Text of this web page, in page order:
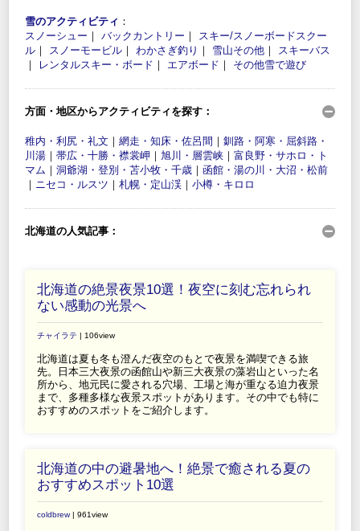
雪のアクティビティ ：
スノーシュー ｜ バックカントリー ｜ スキー/スノーボードスクー
ル ｜ スノーモービル ｜ わかさぎ釣り ｜ 雪山その他 ｜ スキーバス
｜
レンタルスキー・ボード ｜ エアボード ｜ その他雪で遊び
方面・地区からアクティビティを探す：
稚内・利尻・礼文 ｜ 網走・知床・佐呂間 ｜ 釧路・阿寒・屈斜路・
川湯 ｜ 帯広・十勝・襟裳岬 ｜ 旭川・層雲峡 ｜ 富良野・サホロ・ト
マム ｜ 洞爺湖・登別・苫小牧・千歳 ｜ 函館・湯の川・大沼・松前
｜ ニセコ・ルスツ ｜ 札幌・定山渓 ｜ 小樽・キロロ
北海道の人気記事：
北海道の絶景夜景10選！夜空に刻む忘れられ
ない感動の光景へ
チャイラテ | 106view
北海道は夏も冬も澄んだ夜空のもとで夜景を満喫できる旅
先。日本三大夜景の函館山や新三大夜景の藻岩山といった名
所から、地元民に愛される穴場、工場と海が重なる迫力夜景
まで、多種多様な夜景スポットがあります。その中でも特に
おすすめのスポットをご紹介します。
北海道の中の避暑地へ！絶景で癒される夏の
おすすめスポット10選
coldbrew| 961view